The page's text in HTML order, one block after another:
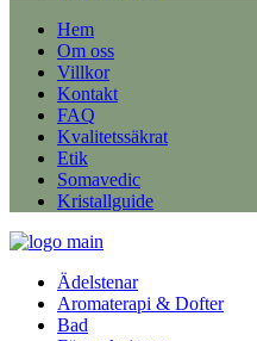
Hem
Om oss
Villkor
Kontakt
FAQ
Kvalitetssäkrat
Etik
Somavedic
Kristallguide
Ädelstenar
Aromaterapi & Dofter
Bad